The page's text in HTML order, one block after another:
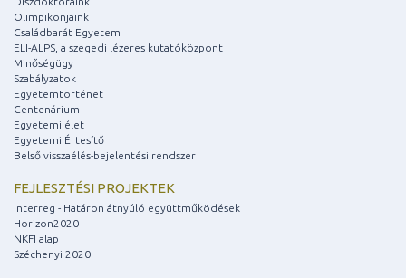
Olimpikonjaink
Családbarát Egyetem
ELI-ALPS, a szegedi lézeres kutatóközpont
Minőségügy
Szabályzatok
Egyetemtörténet
Centenárium
Egyetemi élet
Egyetemi Értesítő
Belső visszaélés-bejelentési rendszer
FEJLESZTÉSI PROJEKTEK
Interreg - Határon átnyúló együttműködések
Horizon2020
NKFI alap
Széchenyi 2020